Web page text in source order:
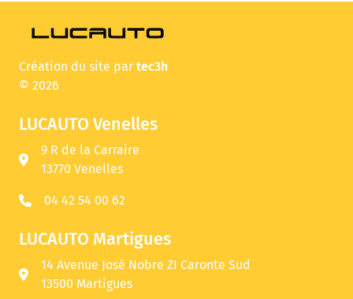
Création du site par tec3h
© 2026
LUCAUTO Venelles
9 R de la Carraire
13770 Venelles
04 42 54 00 62
LUCAUTO Martigues
14 Avenue José Nobre ZI Caronte Sud
13500 Martigues